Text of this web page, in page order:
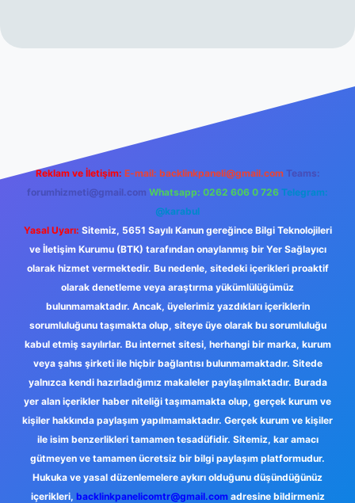
Reklam ve İletişim: E-mail: backlinkpaneli@gmail.com Teams:
forumhizmeti@gmail.com Whatsapp: 0262 606 0 726 Telegram:
@karabul
Yasal Uyarı: Sitemiz, 5651 Sayılı Kanun gereğince Bilgi Teknolojileri
ve İletişim Kurumu (BTK) tarafından onaylanmış bir Yer Sağlayıcı
olarak hizmet vermektedir. Bu nedenle, sitedeki içerikleri proaktif
olarak denetleme veya araştırma yükümlülüğümüz
bulunmamaktadır. Ancak, üyelerimiz yazdıkları içeriklerin
sorumluluğunu taşımakta olup, siteye üye olarak bu sorumluluğu
kabul etmiş sayılırlar. Bu internet sitesi, herhangi bir marka, kurum
veya şahıs şirketi ile hiçbir bağlantısı bulunmamaktadır. Sitede
yalnızca kendi hazırladığımız makaleler paylaşılmaktadır. Burada
yer alan içerikler haber niteliği taşımamakta olup, gerçek kurum ve
kişiler hakkında paylaşım yapılmamaktadır. Gerçek kurum ve kişiler
ile isim benzerlikleri tamamen tesadüfidir. Sitemiz, kar amacı
gütmeyen ve tamamen ücretsiz bir bilgi paylaşım platformudur.
Hukuka ve yasal düzenlemelere aykırı olduğunu düşündüğünüz
içerikleri, backlinkpanelicomtr@gmail.comadresine bildirmeniz